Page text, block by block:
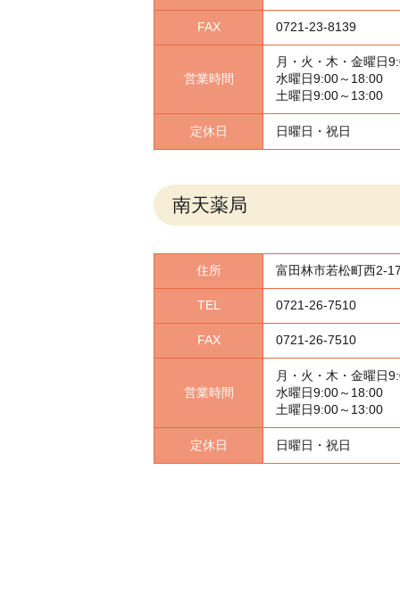
FAX 0721-23-8139
営業時間
月・火・木・金曜日
水曜日9:00～18:00
土曜日9:00～13:00
定休日 日曜日・祝日
南天薬局
住所 富田林市若松町西2-
TEL 0721-26-7510
FAX 0721-26-7510
営業時間
月・火・木・金曜日
水曜日9:00～18:00
土曜日9:00～13:00
定休日 日曜日・祝日